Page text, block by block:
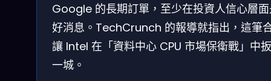
Google 的長期訂單，至少在投資人信心層
好消息。TechCrunch 的報導就指出，這筆
讓 Intel 在「資料中心 CPU 市場保衛戰」中
一城。